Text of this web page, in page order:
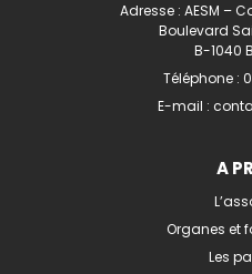
Adresse : AESM –
Boulevard
B-1040
Téléphone :
E-mail :
A
Organes et
Les